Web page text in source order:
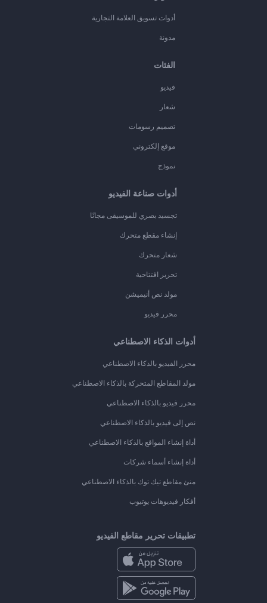
أدوات تسويق العلامة التجارية
مدونة
الفئات
فيديو
شعار
تصميم رسومات
موقع إلكتروني
نموذج
أدوات صناعة الفيديو
تجسيد بصري للموسيقى مجانًا
إنشاء مقطع متحرك
شعار متحرك
تحرير افتتاحية
مولد نص أنيميشن
محرر فيديو
أدوات الذكاء الاصطناعي
محرر الفيديو بالذكاء الاصطناعي
مولد المقاطع المتحركة بالذكاء الاصطناعي
محرر فيديو بالذكاء الاصطناعي
نص إلى فيديو بالذكاء الاصطناعي
أداة إنشاء المواقع بالذكاء الاصطناعي
أداة إنشاء أسماء شركات
منئ مقاطع تيك توك بالذكاء الاصطناعي
أفكار فيديوهات يوتيوب
تطبيقات تحرير مقاطع الفيديو